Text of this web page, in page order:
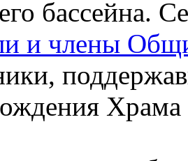
бассейна.
и члены